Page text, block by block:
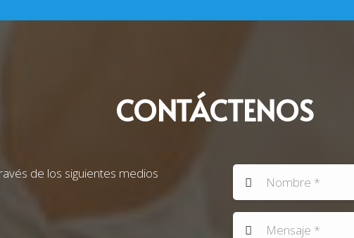
CONTÁCTENOS
de los siguientes medios